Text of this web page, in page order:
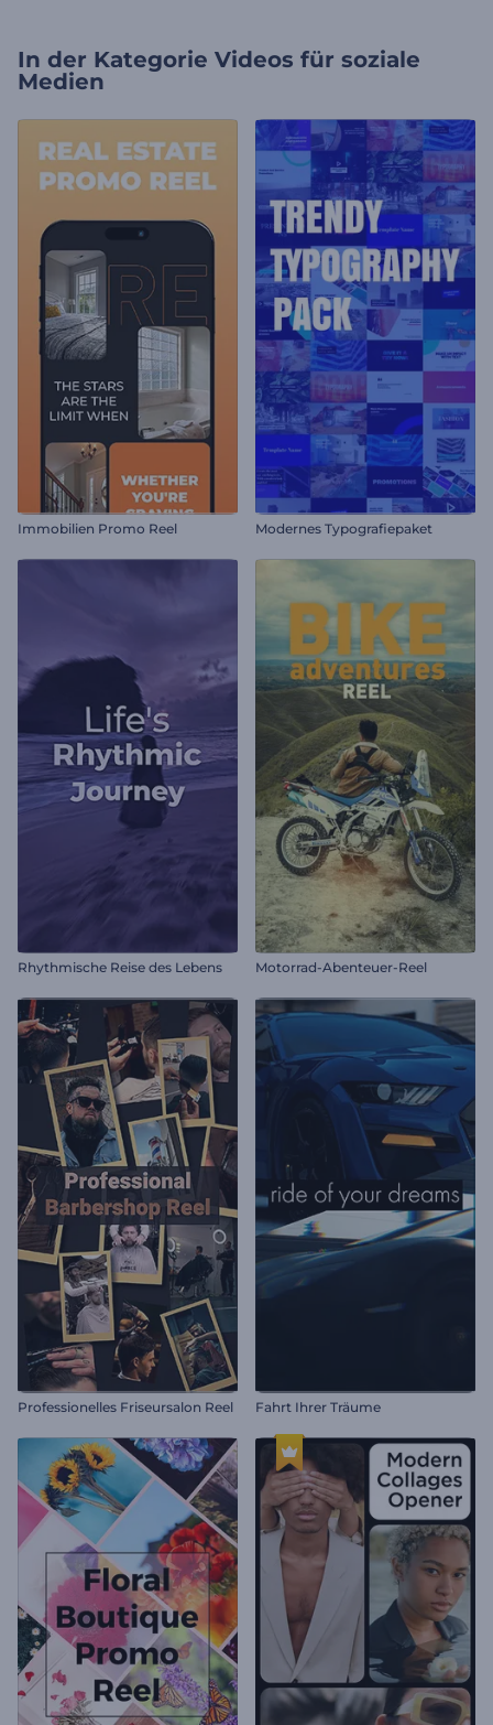
In der Kategorie Videos für soziale
Medien
Immobilien Promo Reel Modernes Typografiepaket
Rhythmische Reise des Lebens Motorrad-Abenteuer-Reel
Professionelles Friseursalon Reel Fahrt Ihrer Träume